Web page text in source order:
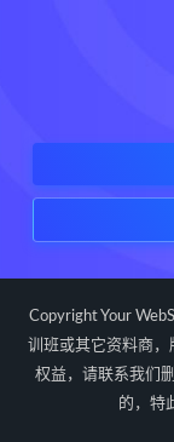
Copyright Your
训班或其它资料商
权益，请联系我们
的，特